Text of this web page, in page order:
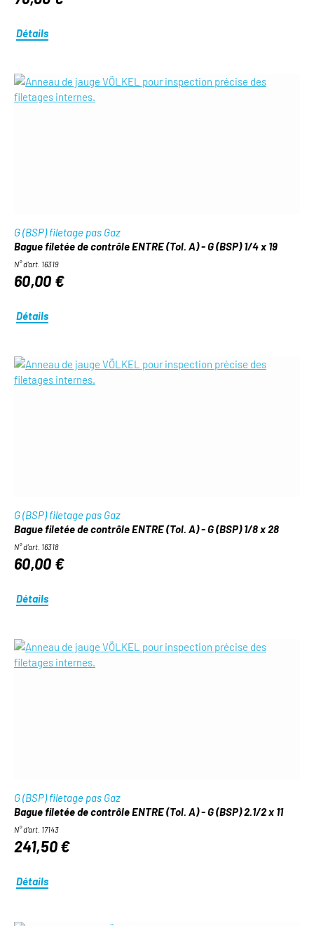
Détails
G (BSP) filetage pas Gaz
Bague filetée de contrôle ENTRE (Tol. A) - G (BSP) 1/4 x 19
N° d'art. 16319
60,00 €
Détails
G (BSP) filetage pas Gaz
Bague filetée de contrôle ENTRE (Tol. A) - G (BSP) 1/8 x 28
N° d'art. 16318
60,00 €
Détails
G (BSP) filetage pas Gaz
Bague filetée de contrôle ENTRE (Tol. A) - G (BSP) 2.1/2 x 11
N° d'art. 17143
241,50 €
Détails